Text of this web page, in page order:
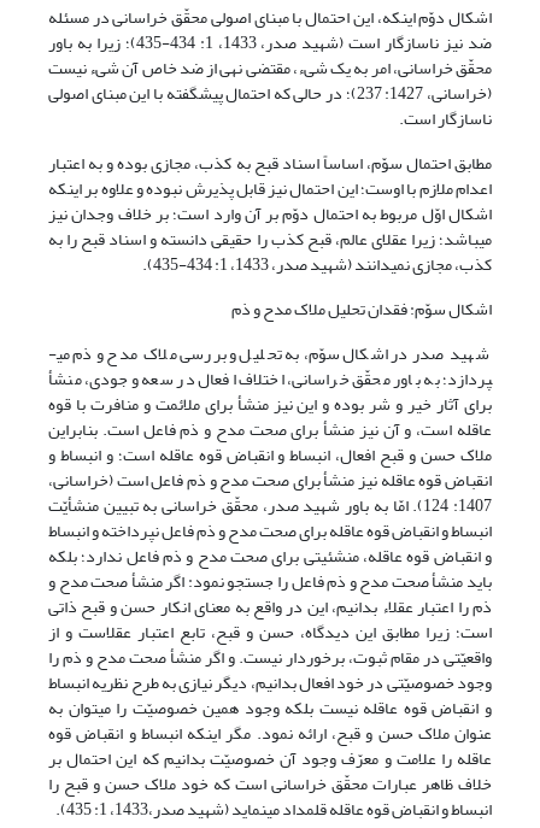
اشکال دوّم اینکه، این احتمال با مبنای اصولی محقّق خراسانی در مسئله
ضد نیز ناسازگار است (شهید صدر، 1433، 1: 434-435)؛ زیرا به باور
محقّق خراسانی، امر به یک شیء، مقتضی نهی از ضد خاص آن شیء نیست
(خراسانی، 1427: 237)؛ در حالی که احتمال پیش­گفته با این مبنای اصولی
ناسازگار است.
مطابق احتمال سوّم، اساساً اسناد قبح به کذب، مجازی بوده و به اعتبار
اعدام ملازم با اوست؛ این احتمال نیز قابل پذیرش نبوده و علاوه بر اینکه
اشکال اوّل مربوط به احتمال دوّم بر آن وارد است؛ بر خلاف وجدان نیز
می­باشد؛ زیرا عقلای عالم، قبح کذب را حقیقی دانسته و اسناد قبح را به
کذب، مجازی نمی­دانند (شهید صدر، 1433، 1: 434-435).
اشکال سوّم: فقدان تحلیل ملاک مدح و ذم
شهید صدر در اشکال سوّم، به تحلیل و بررسی ملاک مدح و ذم می­
پردازد؛ به باور محقّق خراسانی، اختلاف افعال در سعه وجودی، منشأ
برای آثار خیر و شر بوده و این نیز منشأ برای ملائمت و منافرت با قوه
عاقله است، و آن نیز منشأ برای صحت مدح و ذم فاعل است. بنابراین
ملاک حسن و قبح افعال، انبساط و انقباض قوه عاقله است؛ و انبساط و
انقباض قوه عاقله نیز منشأ برای صحت مدح و ذم فاعل است (خراسانی،
1407: 124). امّا به باور شهید صدر، محقّق خراسانی به تبیین منشأیّت
انبساط و انقباض قوه عاقله برای صحت مدح و ذم فاعل نپرداخته و انبساط
و انقباض قوه عاقله، منشئیتی برای صحت مدح و ذم فاعل ندارد؛ بلکه
باید منشأ صحت مدح و ذم فاعل را جستجو نمود: اگر منشأ صحت مدح و
ذم را اعتبار عقلاء بدانیم، این در واقع به معنای انکار حسن و قبح ذاتی
است؛ زیرا مطابق این دیدگاه، حسن و قبح، تابع اعتبار عقلاست و از
واقعیّتی در مقام ثبوت، برخوردار نیست. و اگر منشأ صحت مدح و ذم را
وجود خصوصیّتی در خود افعال بدانیم، دیگر نیازی به طرح نظریه انبساط
و انقباض قوه عاقله نیست بلکه وجود همین خصوصیّت را می­توان به
عنوان ملاک حسن و قبح، ارائه نمود. مگر اینکه انبساط و انقباض قوه
عاقله را علامت و معرّف وجود آن خصوصیّت بدانیم که این احتمال بر
خلاف ظاهر عبارات محقّق خراسانی است که خود ملاک حسن و قبح را
انبساط و انقباض قوه عاقله قلمداد می­نماید (شهید صدر،1433، 1: 435).